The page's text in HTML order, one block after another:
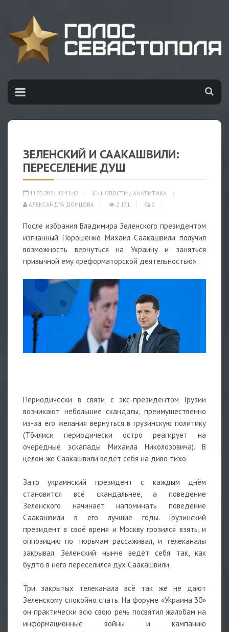
ЗЕЛЕНСКИЙ И СААКАШВИЛИ:
ПЕРЕСЕЛЕНИЕ ДУШ
11.03.2021 12:13:42 НОВОСТИ / АНАЛИТИКА
АЛЕКСАНДРА ДОНЦОВА
2 171 0
После избрания Владимира Зеленского президентом
изгнанный Порошенко Михаил Саакашвили получил
возможность вернуться на Украину и заняться
привычной ему «реформаторской деятельностью».
Периодически в связи с экс-президентом Грузии
возникают небольшие скандалы, преимущественно
из-за его желания вернуться в грузинскую политику
(Тбилиси периодически остро реагирует на
очередные эскапады Михаила Николозовича). В
целом же Саакашвили ведёт себя на диво тихо.
Зато украинский президент с каждым днём
становится всё скандальнее, а поведение
Зеленского начинает напоминать поведение
Саакашвили в его лучшие годы. Грузинский
президент в своё время и Москву грозился взять, и
оппозицию по тюрьмам рассаживал, и телеканалы
закрывал. Зеленский нынче ведёт себя так, как
будто в него переселился дух Саакашвили.
Три закрытых телеканала всё так же не дают
Зеленскому спокойно спать. На форуме «Украина 30»
он практически всю свою речь посвятил жалобам на
информационные войны и кампанию